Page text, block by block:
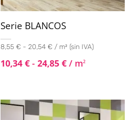
Serie BLANCOS
8,55 € - 20,54 € / m² (sin IVA)
10,34 € - 24,85 € / m2